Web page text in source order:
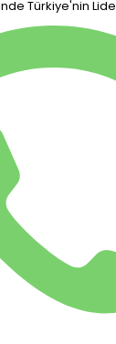
Türkiye'nin